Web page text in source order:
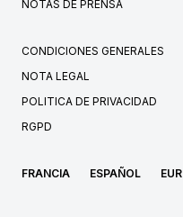
NOTAS DE PRENSA
CONDICIONES GENERALES
NOTA LEGAL
POLITICA DE PRIVACIDAD
RGPD
FRANCIA ESPAÑOL EUR